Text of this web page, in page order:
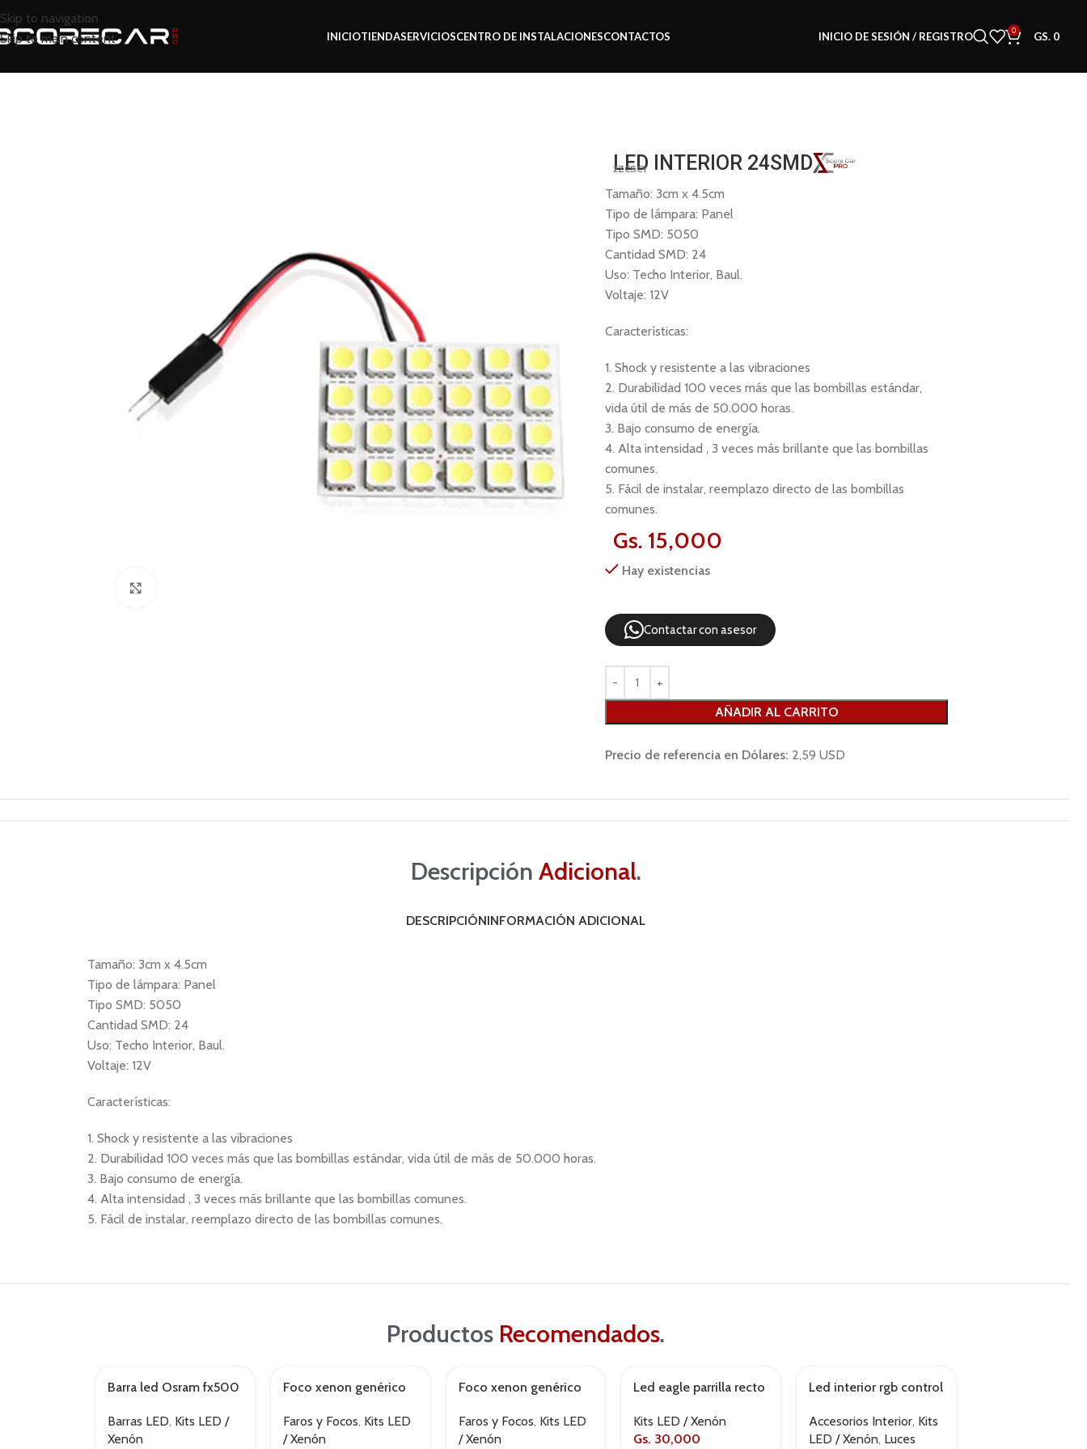
Skip to navigation
Skip to main content
INICIOTIENDASERVICIOSCENTRO DE INSTALACIONESCONTACTOS INICIO DE SESIÓN / REGISTRO 0 GS. 0
LED INTERIOR 24SMD
2ZCSCY
Tamaño: 3cm x 4.5cm
Tipo de lámpara: Panel
Tipo SMD: 5050
Cantidad SMD: 24
Uso: Techo Interior, Baul.
Voltaje: 12V
Características:
1. Shock y resistente a las vibraciones
2. Durabilidad 100 veces más que las bombillas estándar,
vida útil de más de 50.000 horas.
3. Bajo consumo de energía.
4. Alta intensidad , 3 veces más brillante que las bombillas
comunes.
5. Fácil de instalar, reemplazo directo de las bombillas
comunes.
Gs. 15,000
Hay existencias
Contactar con asesor
AÑADIR AL CARRITO
Precio de referencia en Dólares: 2,59 USD
Descripción Adicional.
DESCRIPCIÓNINFORMACIÓN ADICIONAL
Tamaño: 3cm x 4.5cm
Tipo de lámpara: Panel
Tipo SMD: 5050
Cantidad SMD: 24
Uso: Techo Interior, Baul.
Voltaje: 12V
Características:
1. Shock y resistente a las vibraciones
2. Durabilidad 100 veces más que las bombillas estándar, vida útil de más de 50.000 horas.
3. Bajo consumo de energía.
4. Alta intensidad , 3 veces más brillante que las bombillas comunes.
5. Fácil de instalar, reemplazo directo de las bombillas comunes.
Productos Recomendados.
AGOTADO
Barra led Osram fx500
Barras LED, Kits LED /
Xenón
Foco xenon genérico
Faros y Focos, Kits LED
/ Xenón
Foco xenon genérico
Faros y Focos, Kits LED
/ Xenón
AGOTADO
Led eagle parrilla recto
Kits LED / Xenón
Gs. 30,000
Led interior rgb control
Accesorios Interior, Kits
LED / Xenón, Luces